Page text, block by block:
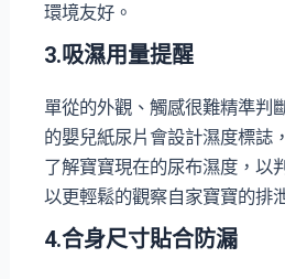
環境友好。
3.吸濕用量提醒
單從的外觀、觸感很難精準判
的嬰兒紙尿片會設計濕度標誌
了解寶寶現在的尿布濕度，以
以更輕鬆的觀察自家寶寶的排
4.合身尺寸貼合防漏